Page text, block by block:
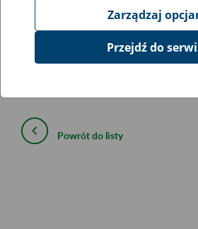
godziny 3:00 19 czerwca 2020 r
.,
ograniczenia w dostępie do portalu
Elektronicznych i poszczególnych
Powrót do listy
Zarządzaj
Przejdź do